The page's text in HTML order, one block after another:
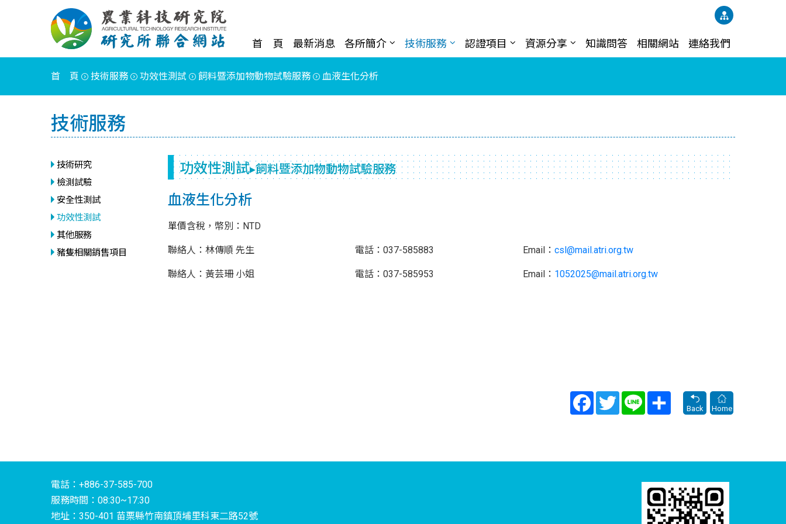
首 頁 最新消息 各所簡介 技術服務 認證項目 資源分享 知識問答 相關網站 連絡我們
首 頁 技術服務 功效性測試 飼料暨添加物動物試驗服務 血液生化分析
技術服務
技術研究
檢測試驗
安全性測試
功效性測試
其他服務
豬隻相關銷售項目
功效性測試▸飼料暨添加物動物試驗服務
血液生化分析
單價含稅，幣別：NTD
聯絡人：林傳順 先生 電話：037-585883 Email： csl@mail.atri.org.tw
聯絡人：黃芸珊 小姐 電話：037-585953 Email： 1052025@mail.atri.org.tw
FacebookTwitter Line
Share
Back
Home
電話：+886-37-585-700
服務時間：08:30~17:30
地址：350-401 苗栗縣竹南鎮頂埔里科東二路52號